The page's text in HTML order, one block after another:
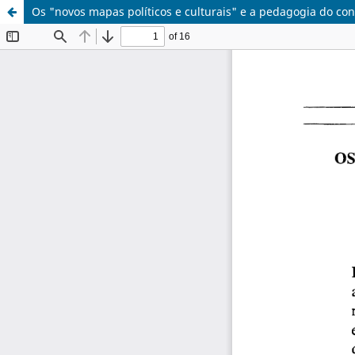
Os "novos mapas políticos e culturais" e a pedagogia do